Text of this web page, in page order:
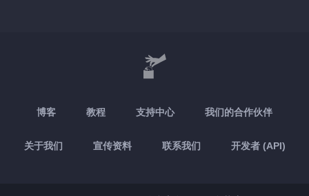
博客 教程 支持中心 我们的合作伙伴
关于我们 宣传资料 联系我们 开发者 (API)